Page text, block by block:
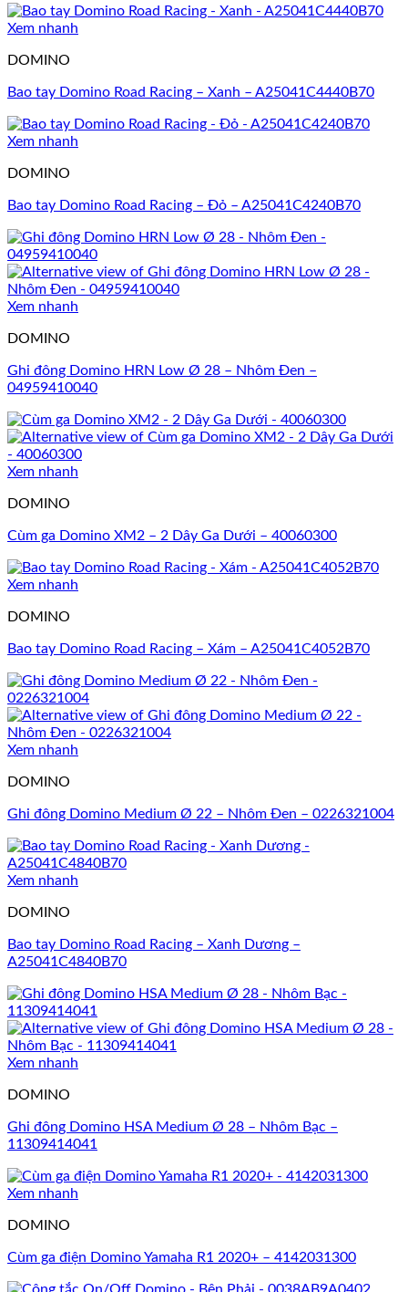
Xem nhanh
DOMINO
Bao tay Domino Road Racing – Xanh – A25041C4440B70
Xem nhanh
DOMINO
Bao tay Domino Road Racing – Đỏ – A25041C4240B70
Xem nhanh
DOMINO
Ghi đông Domino HRN Low Ø 28 – Nhôm Đen –
04959410040
Xem nhanh
DOMINO
Cùm ga Domino XM2 – 2 Dây Ga Dưới – 40060300
Xem nhanh
DOMINO
Bao tay Domino Road Racing – Xám – A25041C4052B70
Xem nhanh
DOMINO
Ghi đông Domino Medium Ø 22 – Nhôm Đen – 0226321004
Xem nhanh
DOMINO
Bao tay Domino Road Racing – Xanh Dương –
A25041C4840B70
Xem nhanh
DOMINO
Ghi đông Domino HSA Medium Ø 28 – Nhôm Bạc –
11309414041
Xem nhanh
DOMINO
Cùm ga điện Domino Yamaha R1 2020+ – 4142031300